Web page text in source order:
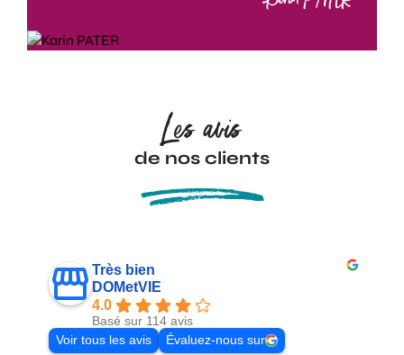
Les avis
de nos clients
Très bien
DOMetVIE
4.0
Basé sur 114 avis
Voir tous les avis
Évaluez-nous sur